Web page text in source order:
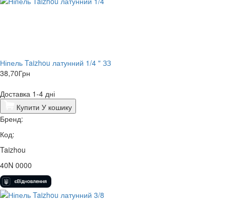
Ніпель Taizhou латунний 1/4 " ЗЗ
38,70Грн
Доставка 1-4 дні
Купити У кошику
Бренд:
Код:
Taizhou
40N 0000